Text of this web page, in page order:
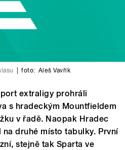
foto: Aleš Vavřík
extraligy prohráli
s hradeckým Mountfieldem
v řadě. Naopak Hradec
druhé místo tabulky. První
stejně tak Sparta ve